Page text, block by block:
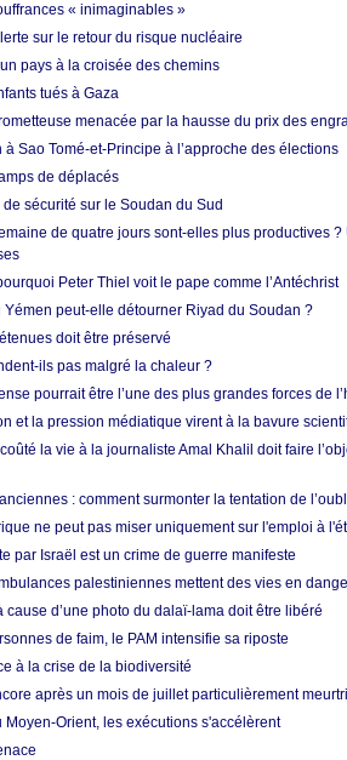
« inimaginables »
sur le retour du risque nucléaire
pays à la croisée des chemins
tués à Gaza
menacée par la hausse du prix des
à Sao Tomé-et-Principe à l’approche des élections
de déplacés
sécurité sur le Soudan du Sud
de quatre jours sont-elles plus productives
Peter Thiel voit le pape comme l’Antéchrist
peut-elle détourner Riyad du Soudan ?
doit être préservé
ils pas malgré la chaleur ?
pourrait être l’une des plus grandes forces de
et la pression médiatique virent à la bavure
la vie à la journaliste Amal Khalil doit faire
: comment surmonter la tentation de
ne peut pas miser uniquement sur l'emploi à
par Israël est un crime de guerre manifeste
palestiniennes mettent des vies en
d’une photo du dalaï-lama doit être libéré
de faim, le PAM intensifie sa riposte
à la crise de la biodiversité
après un mois de juillet particulièrement
Moyen-Orient, les exécutions s'accélèrent